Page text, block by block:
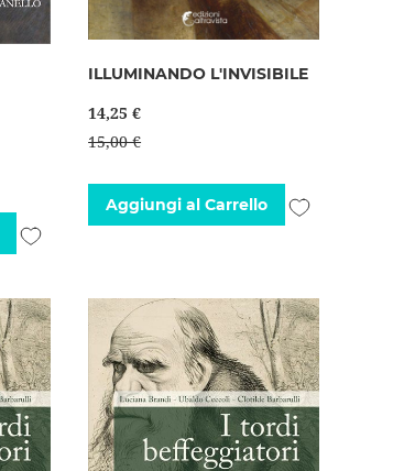
Aggiungi
lista
desideri
ILLUMINANDO L'INVISIBILE
14,25 €
15,00 €
Aggiungi al Carrello
Aggiungi
desideri